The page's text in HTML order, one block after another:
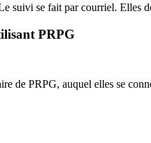
suivi se fait par courriel. Elles
PRPG
de PRPG, auquel elles se